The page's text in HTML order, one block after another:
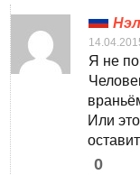
Я не
Или
0